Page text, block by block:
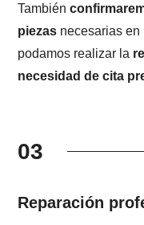
También
piezas necesarias en
podamos realizar la
necesidad de cita
03
Reparación